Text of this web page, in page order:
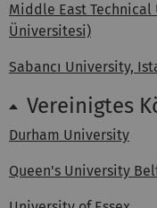
Middle East Technical
Üniversitesi)
Sabancı University,
Vereinigtes
Durham University
Queen's University